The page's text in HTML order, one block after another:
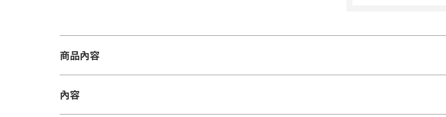
商品內容
內容